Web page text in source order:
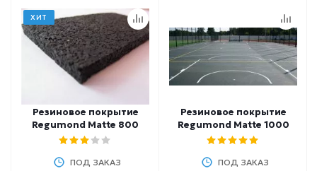
ХИТ
Резиновое покрытие
Regumond Matte 800
ПОД ЗАКАЗ
Резиновое покрытие
Regumond Matte 1000
ПОД ЗАКАЗ